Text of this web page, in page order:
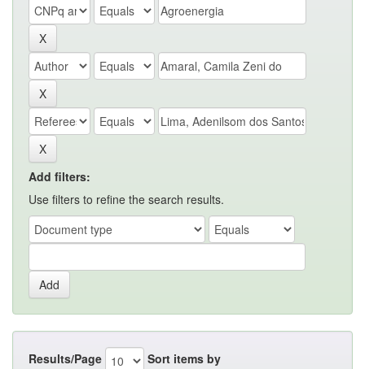
Add filters:
Use filters to refine the search results.
Results/Page Sort items by